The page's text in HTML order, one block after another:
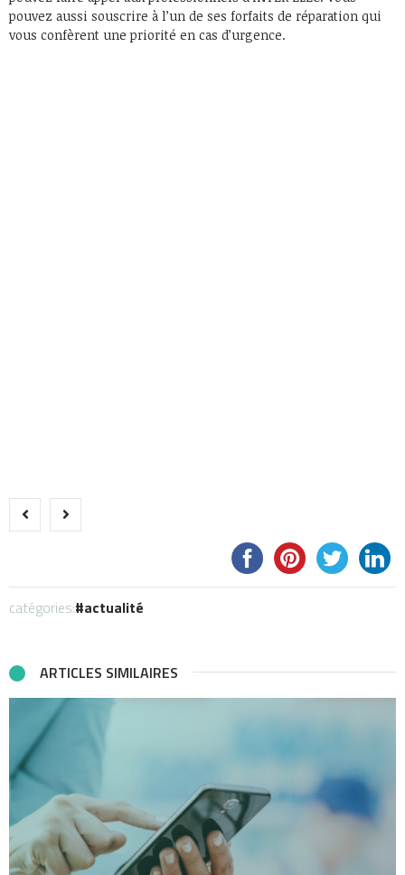
pouvez aussi souscrire à l’un de ses forfaits de réparation qui
vous confèrent une priorité en cas d’urgence.
catégories: actualité
ARTICLES SIMILAIRES